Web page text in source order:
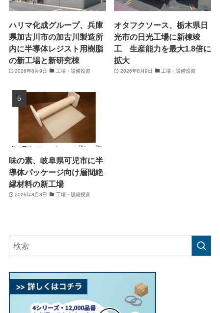
ハリマ化成グループ、兵庫
県加古川市の加古川製造所
内に半導体レジスト用樹脂
の新工場と新研究棟
2026年8月9日 工場・設備投資
オタフクソース、栃木県日
光市の日光工場に新棟竣
工 生産能力を最大1.8倍に
拡大
2026年8月9日 工場・設備投資
味の素、岐阜県可児市に半
導体パッケージ向け層間絶
縁材料の新工場
2026年8月3日 工場・設備投資